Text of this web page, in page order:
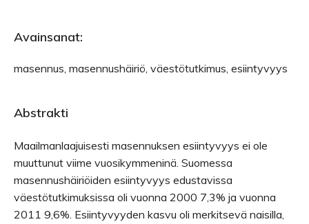
Avainsanat:
masennus, masennushäiriö, väestötutkimus, esiintyvyys
Abstrakti
Maailmanlaajuisesti masennuksen esiintyvyys ei ole
muuttunut viime vuosikymmeninä. Suomessa
masennushäiriöiden esiintyvyys edustavissa
väestötutkimuksissa oli vuonna 2000 7,3% ja vuonna
2011 9,6%. Esiintyvyyden kasvu oli merkitsevä naisilla,